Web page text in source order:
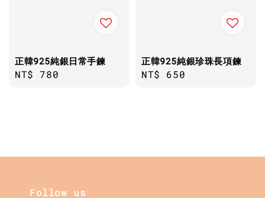
正韓925純銀日常手鍊
Regular
NT$ 780
正韓925純銀珍珠長項鍊
Regular
NT$ 650
Follow us